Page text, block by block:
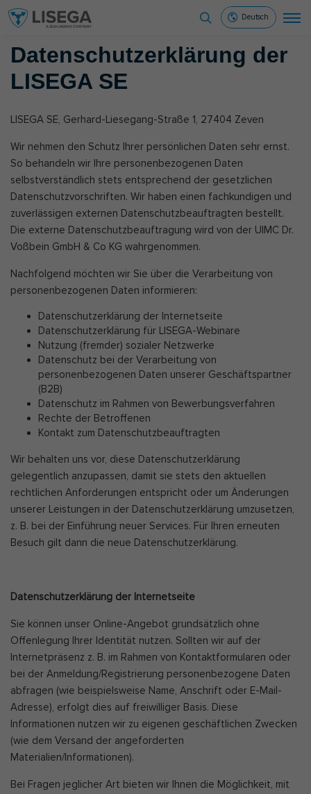
Deutsch
Datenschutzerklärung der
LISEGA SE
LISEGA SE, Gerhard-Liesegang-Straße 1, 27404 Zeven
Wir nehmen den Schutz Ihrer persönlichen Daten sehr ernst.
So behandeln wir Ihre personenbezogenen Daten
selbstverständlich stets entsprechend der gesetzlichen
Datenschutzvorschriften. Wir haben einen fachkundigen und
zuverlässigen externen Datenschutzbeauftragten bestellt.
Die externe Datenschutzbeauftragung wird von der UIMC Dr.
Voßbein GmbH & Co KG wahrgenommen.
Nachfolgend möchten wir Sie über die Verarbeitung von
personenbezogenen Daten informieren:
Datenschutzerklärung der Internetseite
Datenschutzerklärung für LISEGA-Webinare
Nutzung (fremder) sozialer Netzwerke
Datenschutz bei der Verarbeitung von
personenbezogenen Daten unserer Geschäftspartner
(B2B)
Datenschutz im Rahmen von Bewerbungsverfahren
Rechte der Betroffenen
Kontakt zum Datenschutzbeauftragten
Wir behalten uns vor, diese Datenschutzerklärung
gelegentlich anzupassen, damit sie stets den aktuellen
rechtlichen Anforderungen entspricht oder um Änderungen
unserer Leistungen in der Datenschutzerklärung umzusetzen,
z. B. bei der Einführung neuer Services. Für Ihren erneuten
Besuch gilt dann die neue Datenschutzerklärung.
Datenschutzerklärung der Internetseite
Sie können unser Online-Angebot grundsätzlich ohne
Offenlegung Ihrer Identität nutzen. Sollten wir auf der
Internetpräsenz z. B. im Rahmen von Kontaktformularen oder
bei der Anmeldung/Registrierung personenbezogene Daten
abfragen (wie beispielsweise Name, Anschrift oder E-Mail-
Adresse), erfolgt dies auf freiwilliger Basis. Diese
Informationen nutzen wir zu eigenen geschäftlichen Zwecken
(wie dem Versand der angeforderten
Materialien/Informationen).
Bei Fragen jeglicher Art bieten wir Ihnen die Möglichkeit, mit